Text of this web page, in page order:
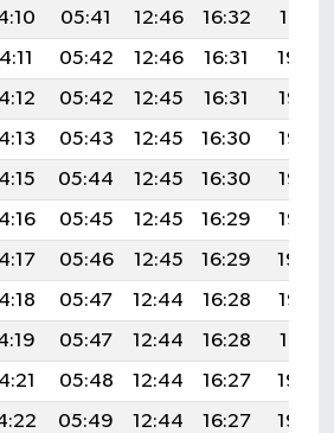
05:41 12:46 16:32
19:41
05:42 12:46 16:31
19:40
05:42 12:45 16:31
19:38
05:43 12:45 16:30
19:37
05:44 12:45 16:30
19:36
05:45 12:45 16:29
19:35
05:46 12:45 16:29
19:34
05:47 12:44 16:28
19:32
05:47 12:44 16:28
19:31
05:48 12:44 16:27
19:30
05:49 12:44 16:27
19:29